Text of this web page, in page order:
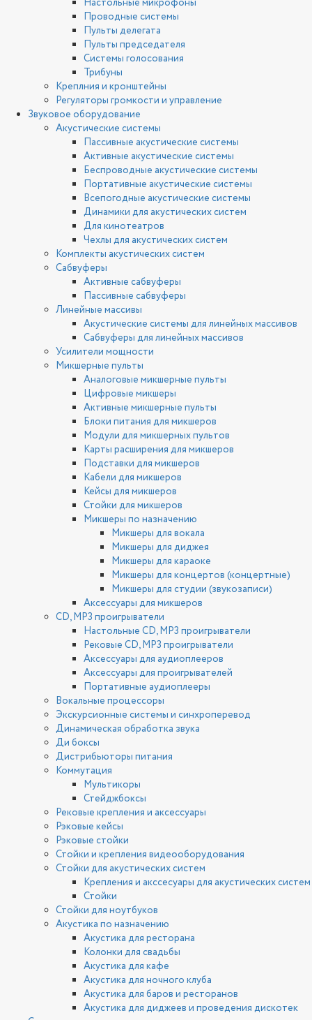
Настольные микрофоны
Проводные системы
Пульты делегата
Пульты председателя
Системы голосования
Трибуны
Креплния и кронштейны
Регуляторы громкости и управление
Звуковое оборудование
Акустические системы
Пассивные акустические системы
Активные акустические системы
Беспроводные акустические системы
Портативные акустические системы
Всепогодные акустические системы
Динамики для акустических систем
Для кинотеатров
Чехлы для акустических систем
Комплекты акустических систем
Сабвуферы
Активные сабвуферы
Пассивные сабвуферы
Линейные массивы
Акустические системы для линейных массивов
Сабвуферы для линейных массивов
Усилители мощности
Микшерные пульты
Аналоговые микшерные пульты
Цифровые микшеры
Активные микшерные пульты
Блоки питания для микшеров
Модули для микшерных пультов
Карты расширения для микшеров
Подставки для микшеров
Кабели для микшеров
Кейсы для микшеров
Стойки для микшеров
Микшеры по назначению
Микшеры для вокала
Микшеры для диджея
Микшеры для караоке
Микшеры для концертов (концертные)
Микшеры для студии (звукозаписи)
Аксессуары для микшеров
CD, MP3 проигрыватели
Настольные CD, MP3 проигрыватели
Рековые CD, MP3 проигрыватели
Аксессуары для аудиоплееров
Аксессуары для проигрывателей
Портативные аудиоплееры
Вокальные процессоры
Экскурсионные системы и синхроперевод
Динамическая обработка звука
Ди боксы
Дистрибьюторы питания
Коммутация
Мультикоры
Стейджбоксы
Рековые крепления и аксессуары
Рэковые кейсы
Рэковые стойки
Стойки и крепления видеооборудования
Стойки для акустических систем
Крепления и акссесуары для акустических систем
Стойки
Стойки для ноутбуков
Акустика по назначению
Акустика для ресторана
Колонки для свадьбы
Акустика для кафе
Акустика для ночного клуба
Акустика для баров и ресторанов
Акустика для диджеев и проведения дискотек